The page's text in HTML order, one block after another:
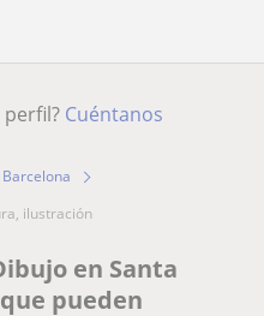
Cuéntanos
Barcelona
ilustración
en Santa
pueden